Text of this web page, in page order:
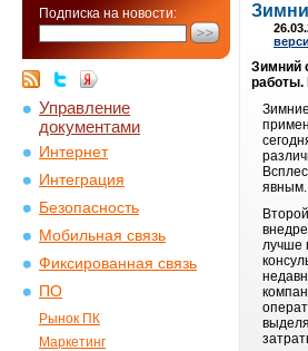
Подписка на новости:
Управление
документами
Интернет
Интеграция
Безопасность
Мобильная связь
Фиксированная связь
ПО
Рынок ПК
Маркетинг
Зимний
работы.
явным.
лучше